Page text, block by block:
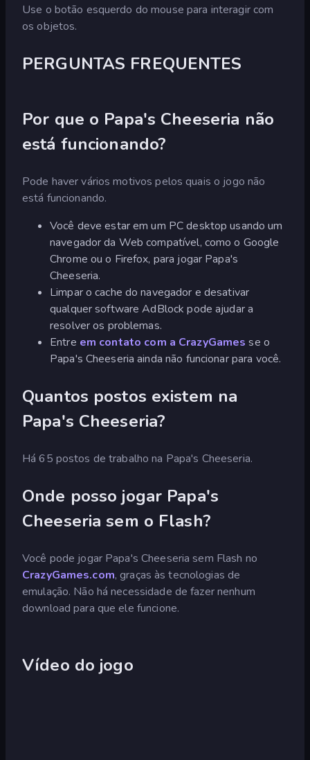
Use o botão esquerdo do mouse para interagir com
os objetos.
PERGUNTAS FREQUENTES
Por que o Papa's Cheeseria não
está funcionando?
Pode haver vários motivos pelos quais o jogo não
está funcionando.
Você deve estar em um PC desktop usando um
navegador da Web compatível, como o Google
Chrome ou o Firefox, para jogar Papa's
Cheeseria.
Limpar o cache do navegador e desativar
qualquer software AdBlock pode ajudar a
resolver os problemas.
Entre em contato com a CrazyGames se o
Papa's Cheeseria ainda não funcionar para você.
Quantos postos existem na
Papa's Cheeseria?
Há 65 postos de trabalho na Papa's Cheeseria.
Onde posso jogar Papa's
Cheeseria sem o Flash?
Você pode jogar Papa's Cheeseria sem Flash no
CrazyGames.com, graças às tecnologias de
emulação. Não há necessidade de fazer nenhum
download para que ele funcione.
Vídeo do jogo